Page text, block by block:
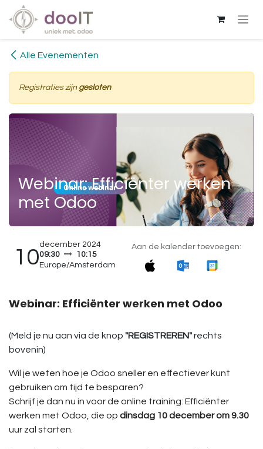
Overslaan naar inhoud
Alle Evenementen
Registraties zijn gesloten
Webinar: Efficiënter werken
met Odoo
10
december 2024
09:30
10:15
Europe/Amsterdam
Aan de kalender toevoegen:
Webinar: Efficiënter werken met Odoo
(Meld je nu aan via de knop "REGISTREREN"rechts
bovenin)
Wil je weten hoe je Odoo sneller en effectiever kunt
gebruiken om tijd te besparen?
Schrijf je dan nu in voor de online training: Efficiënter
werken met Odoo, die op dinsdag 10 december om 9.30
uur zal starten.